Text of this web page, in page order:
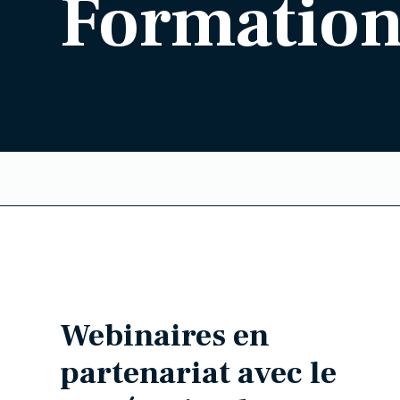
Webinaires en
partenariat avec le